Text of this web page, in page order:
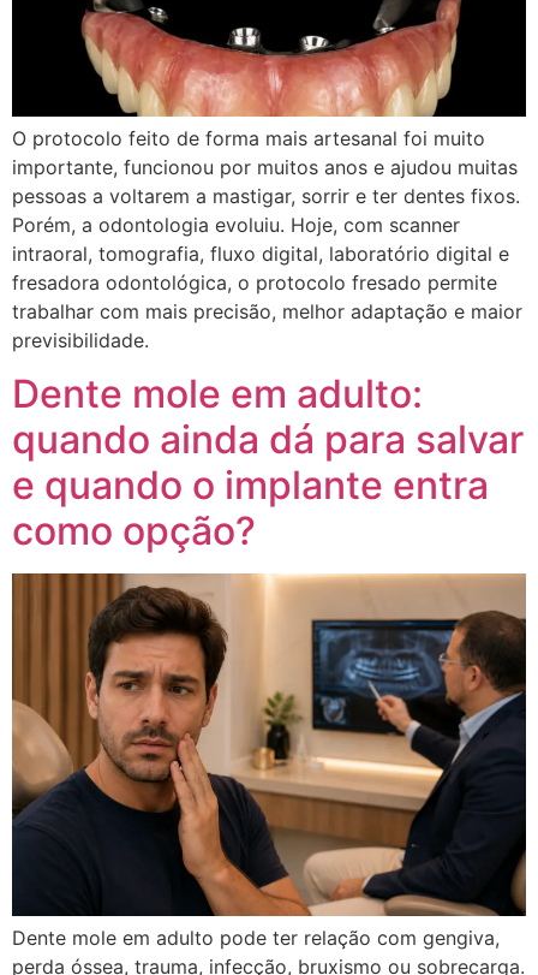
O protocolo feito de forma mais artesanal foi muito
importante, funcionou por muitos anos e ajudou muitas
pessoas a voltarem a mastigar, sorrir e ter dentes fixos.
Porém, a odontologia evoluiu. Hoje, com scanner
intraoral, tomografia, fluxo digital, laboratório digital e
fresadora odontológica, o protocolo fresado permite
trabalhar com mais precisão, melhor adaptação e maior
previsibilidade.
Dente mole em adulto:
quando ainda dá para salvar
e quando o implante entra
como opção?
Dente mole em adulto pode ter relação com gengiva,
perda óssea, trauma, infecção, bruxismo ou sobrecarga.